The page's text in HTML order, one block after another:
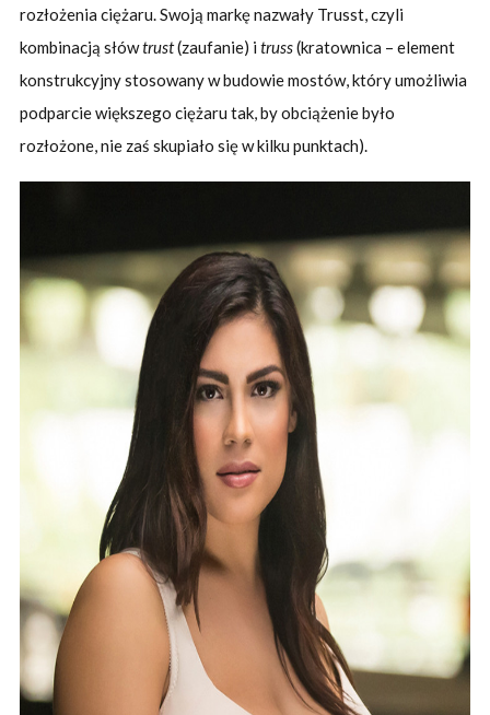
rozłożenia ciężaru. Swoją markę nazwały Trusst, czyli
kombinacją słówtrust(zaufanie) i truss(kratownica – element
konstrukcyjny stosowany w budowie mostów, który umożliwia
podparcie większego ciężaru tak, by obciążenie było
rozłożone, nie zaś skupiało się w kilku punktach).